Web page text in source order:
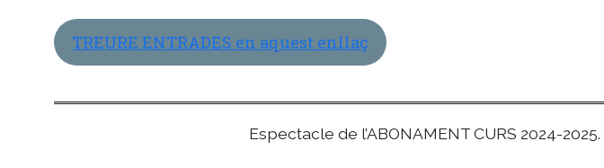
TREURE ENTRADES en aquest enllaç
Espectacle de l’ABONAMENT CURS 2024-2025.